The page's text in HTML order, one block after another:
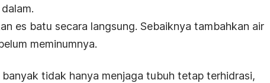
es batu secara langsung. Sebaiknya tambahkan air
meminumnya.
banyak tidak hanya menjaga tubuh tetap terhidrasi,